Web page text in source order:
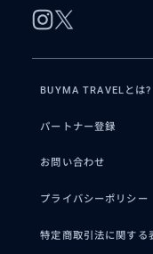
でも実は見所が
ドブックには掲
この記事を読ん
伝いさせていた
ご連絡をお待ち
BUYMA TRAVELとは?
パートナー登録
お問い合わせ
プライバシーポリシー
特定商取引法に関する